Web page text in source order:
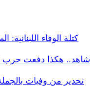
كتلة الوفاء اللبنانية:
شاهد.. هكذا دفعت حرب
تحذير من وفيات